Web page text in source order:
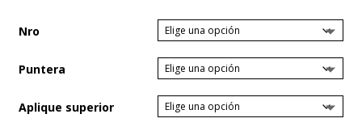
Nro
Puntera
Aplique superior